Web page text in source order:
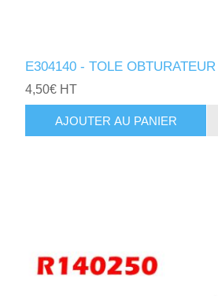
E304140 - TOLE
4,50€ HT
AJOUTER AU PANIER